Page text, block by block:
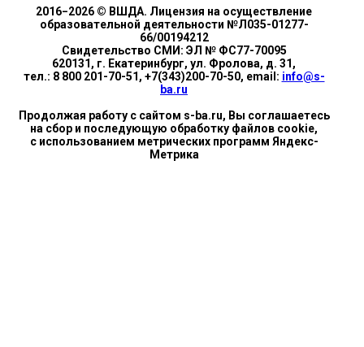
2016−2026 © ВШДА. Лицензия на осуществление
образовательной деятельности №Л035-01277-
66/00194212
Свидетельство СМИ: ЭЛ № ФС77-70095
620131, г. Екатеринбург, ул. Фролова, д. 31,
тел.: 8 800 201-70-51, +7(343)200-70-50, email: info@s-
ba.ru
Продолжая работу с сайтом s-ba.ru, Вы соглашаетесь
на сбор и последующую обработку файлов cookie,
с использованием метрических программ Яндекс-
Метрика